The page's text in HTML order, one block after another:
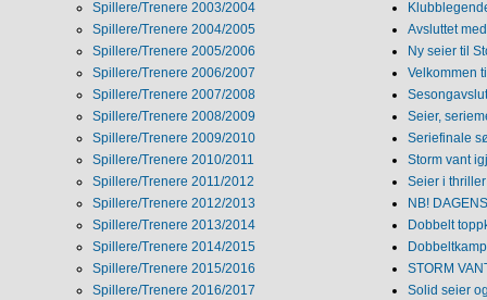
Spillere/Trenere 2003/2004
Spillere/Trenere 2004/2005
Spillere/Trenere 2005/2006
Spillere/Trenere 2006/2007
Spillere/Trenere 2007/2008
Spillere/Trenere 2008/2009
Spillere/Trenere 2009/2010
Spillere/Trenere 2010/2011
Spillere/Trenere 2011/2012
Spillere/Trenere 2012/2013
Spillere/Trenere 2013/2014
Spillere/Trenere 2014/2015
Spillere/Trenere 2015/2016
Spillere/Trenere 2016/2017
Avsluttet
Ny seier til
Velkommen
Seier,
Seriefinale
Storm vant
Seier i
NB!
Dobbelt
STORM
Solid seier